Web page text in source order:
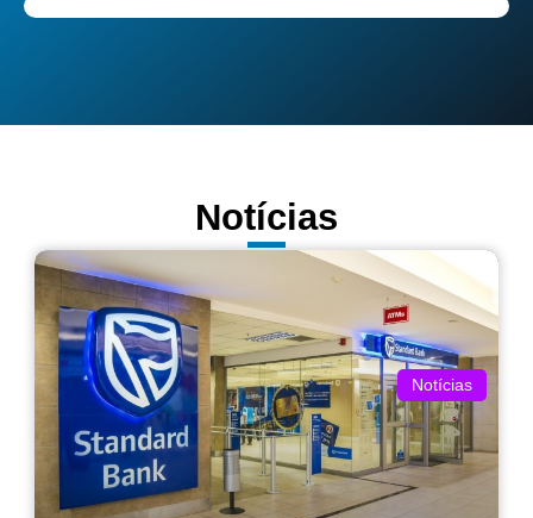
Notícias
Notícias